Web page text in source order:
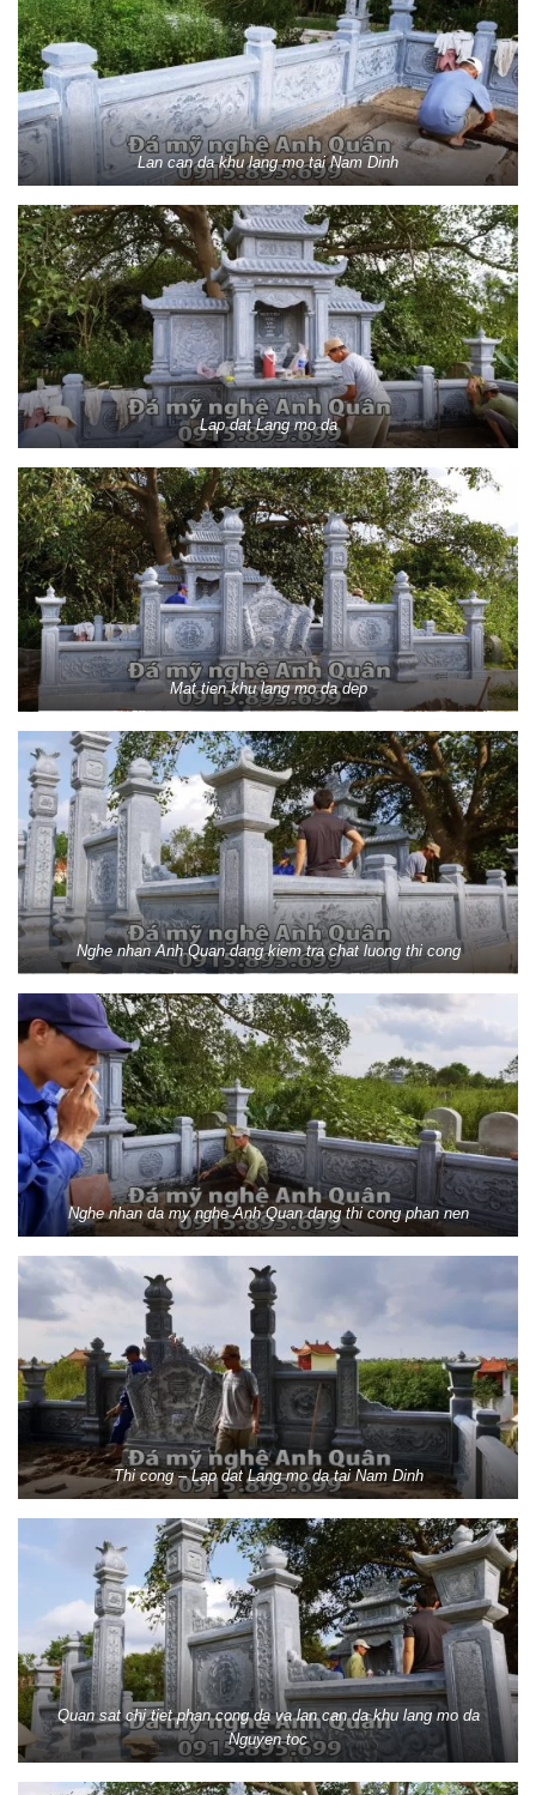
Lan can da khu lang mo tai Nam Dinh
Lap dat Lang mo da
Mat tien khu lang mo da dep
Nghe nhan Anh Quan dang kiem tra chat luong thi cong
Nghe nhan da my nghe Anh Quan dang thi cong phan nen
Thi cong – Lap dat Lang mo da tai Nam Dinh
Quan sat chi tiet phan cong da va lan can da khu lang mo da
Nguyen toc